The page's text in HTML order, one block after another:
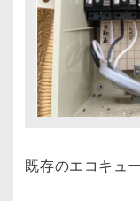
既存のエコキュ